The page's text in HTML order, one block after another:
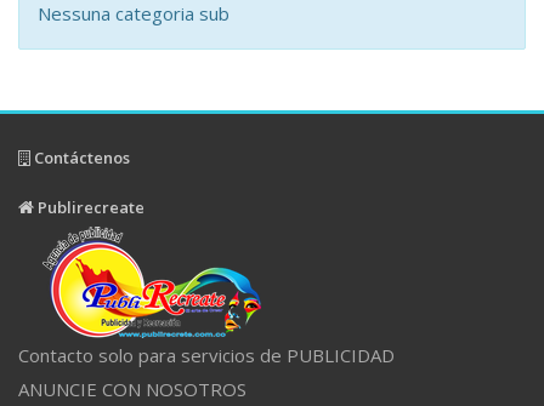
Nessuna categoria sub
Contáctenos
Publirecreate
Contacto solo para servicios de PUBLICIDAD
ANUNCIE CON NOSOTROS